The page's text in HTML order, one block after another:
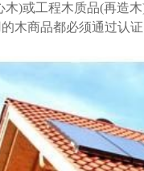
木)或工程木质品(再造
木商品都必须通过认证